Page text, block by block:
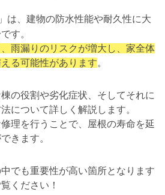
」は、建物の防水性能や耐久性に大
す。
雨漏りのリスクが増大し、家全体
る可能性があります。
の役割や劣化症状、そしてそれに
について詳しく解説します。
理を行うことで、屋根の寿命を延
きます。
でも重要性が高い箇所となります
ください！